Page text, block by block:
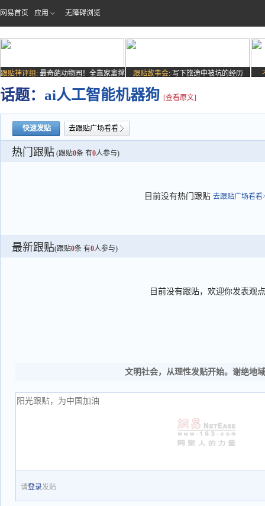
网易首页 应用 无障碍浏览
跟贴神评组: 最奇葩动物园！全靠家禽撑
场子
跟贴故事会: 写下旅途中被坑的经历
话题： ai人工智能机器狗 [查看原文]
快速发贴 去跟贴广场看看
热门跟贴 (跟贴0条 有0人参与)
目前没有热门跟贴 去跟贴广场看看
最新跟贴(跟贴0条 有0人参与)
目前没有跟贴，欢迎你发表观点
文明社会，从理性发贴开始。谢绝地
请登录发贴